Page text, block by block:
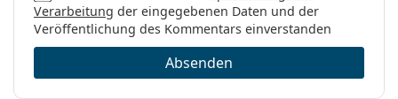
Verarbeitung der eingegebenen Daten und der
Veröffentlichung des Kommentars einverstanden
Absenden